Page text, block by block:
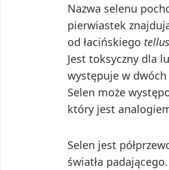
Nazwa selenu
pierwiastek
od łacińskiego tellus
Jest toksyczny dla
występuje w
Selen może
który jest
Selen jest
światła